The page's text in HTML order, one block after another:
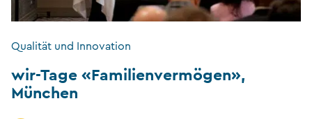
Qualität und Innovation
wir-Tage «Familienvermögen»,
München